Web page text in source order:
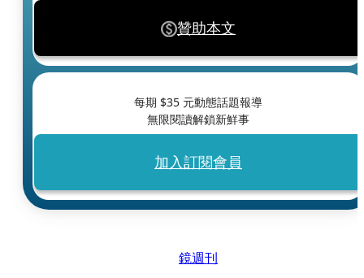
贊助本文
每期 $35 元動態話題報導
無限閱讀解鎖新鮮事
加入訂閱會員
鏡週刊